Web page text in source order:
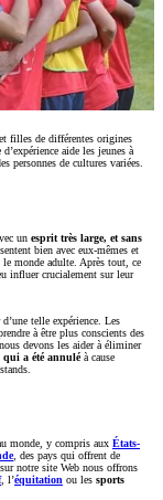
filles de différentes origines
aide les jeunes à
personnes de cultures variées.
un esprit très large, et sans
bien avec eux-mêmes et
monde adulte. Après tout, ce
influer crucialement sur leur
telle expérience. Les
à être plus conscients des
devons les aider à éliminer
a été annuléà cause
monde, y compris aux États-
, des pays qui offrent de
notre site Web nous offrons
, l’équitation ou les sports